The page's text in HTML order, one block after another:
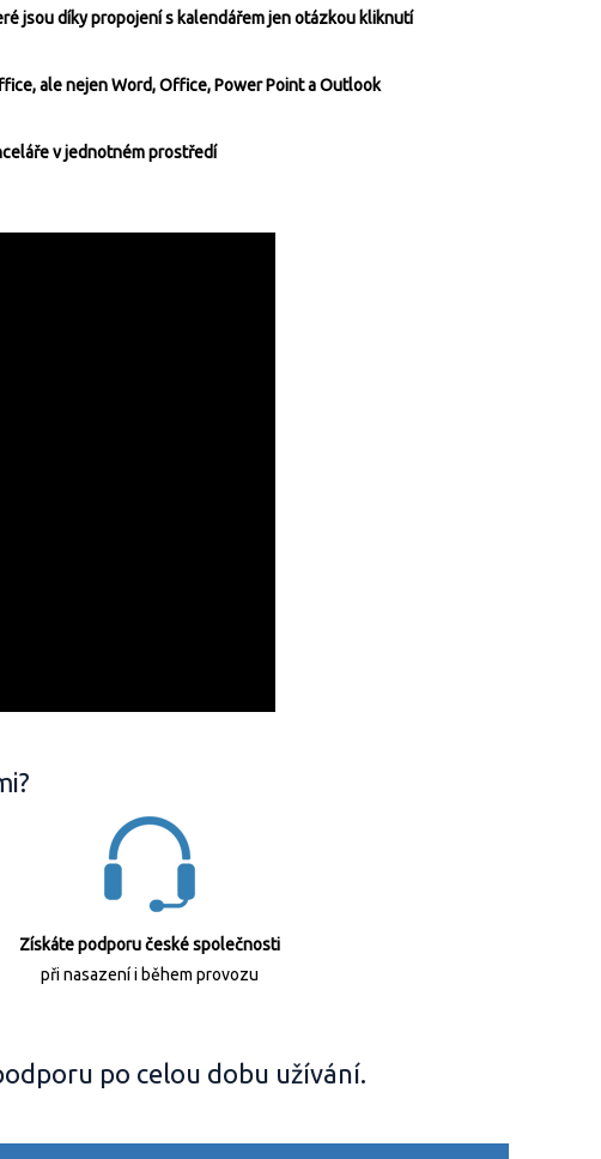
jsou díky propojení s kalendářem jen otázkou kliknutí
ale nejen Word, Office, Power Point a Outlook
v jednotném prostředí
Získáte podporu české společnosti
při nasazení i během provozu
po celou dobu užívání.